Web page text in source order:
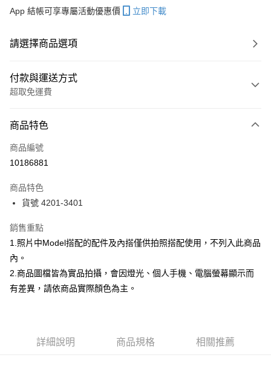
App 結帳可享專屬活動優惠價 立即下載
請選擇商品選項
付款與運送方式
超取免運費
信用卡一次付款
超商取貨付款
ATM付款
運送方式
全家取貨付款
付款後全家取貨
商品特色
商品編號
10186881
商品特色
貨號 4201-3401
銷售重點
1.照片中Model搭配的配件及內搭僅供拍照搭配使用，不列入此商品
內。
2.商品圖檔皆為實品拍攝，會因燈光、個人手機、電腦螢幕顯示而
有差異，請依商品實際顏色為主。
詳細說明 商品規格 相關推薦